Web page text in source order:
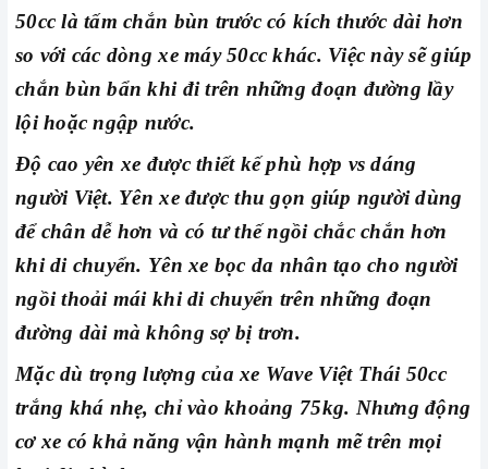
50cc là tấm chắn bùn trước có kích thước dài hơn
so với các dòng xe máy 50cc khác. Việc này sẽ giúp
chắn bùn bẩn khi đi trên những đoạn đường lầy
lội hoặc ngập nước.
Độ cao yên xe được thiết kế phù hợp vs dáng
người Việt. Yên xe được thu gọn giúp người dùng
để chân dễ hơn và có tư thế ngồi chắc chắn hơn
khi di chuyển. Yên xe bọc da nhân tạo cho người
ngồi thoải mái khi di chuyển trên những đoạn
đường dài mà không sợ bị trơn.
Mặc dù trọng lượng của xe Wave Việt Thái 50cc
trắng khá nhẹ, chỉ vào khoảng 75kg. Nhưng động
cơ xe có khả năng vận hành mạnh mẽ trên mọi